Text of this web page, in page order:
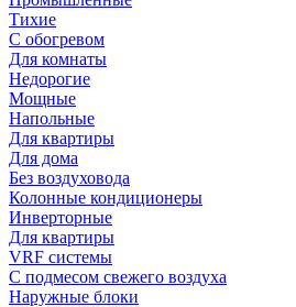
Тихие
С обогревом
Для комнаты
Недорогие
Мощные
Напольные
Для квартиры
Для дома
Без воздуховода
Колонные кондиционеры
Инверторные
Для квартиры
VRF системы
С подмесом свежего воздуха
Наружные блоки